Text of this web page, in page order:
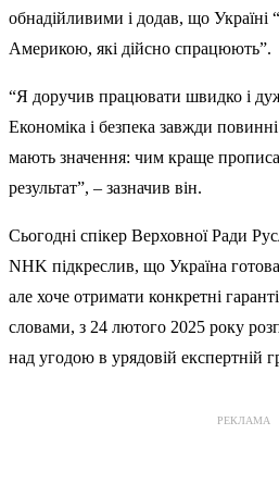
обнадійливими і додав, що Україні
Америкою, які дійсно спрацюють”.
“Я доручив працювати швидко і
Економіка і безпека завжди
мають значення: чим краще
результат”, – зазначив він.
Сьогодні спікер Верховної Ради
NHK підкреслив, що Україна
але хоче отримати конкретні
словами, з 24 лютого 2025 року
над угодою в урядовій експертній
РЕКЛАМА